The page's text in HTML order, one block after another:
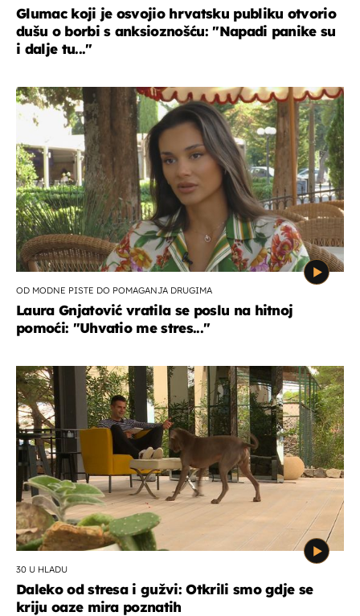
Glumac koji je osvojio hrvatsku publiku otvorio
dušu o borbi s anksioznošću: "Napadi panike su
i dalje tu..."
OD MODNE PISTE DO POMAGANJA DRUGIMA
Laura Gnjatović vratila se poslu na hitnoj
pomoći: "Uhvatio me stres..."
30 U HLADU
Daleko od stresa i gužvi: Otkrili smo gdje se
kriju oaze mira poznatih